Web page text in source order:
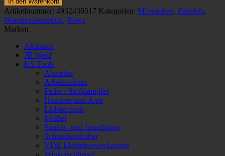
SÄBELSÄGEBLÄTTER
METALL
SNP
Menge
Artikelnummer: 4932430517 Kategorien: Milwaukee, Zubehör,
Warenpräsentation, Rows
Marken
Aktionen
JB Weld
KS Tools
Abzieher
Arbeitsschutz
Feder / Stoßdämpfer
Hammer und Äxte
Lichttechnik
Meißel
Sanitär- und Installation
Schraubendreher
VDE Elektrikerwerkzeuge
Winkelschlüssel